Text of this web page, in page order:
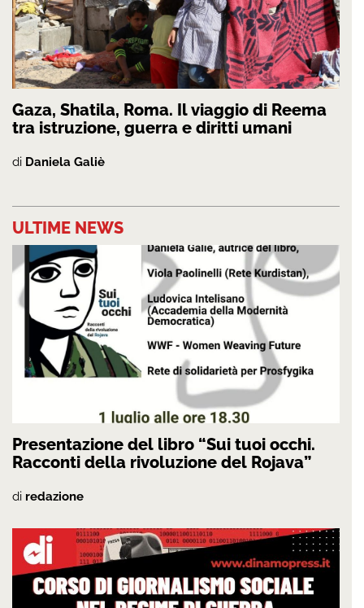
Gaza, Shatila, Roma. Il viaggio di Reema
tra istruzione, guerra e diritti umani
di Daniela Galiè
ULTIME NEWS
Presentazione del libro “Sui tuoi occhi.
Racconti della rivoluzione del Rojava”
di redazione